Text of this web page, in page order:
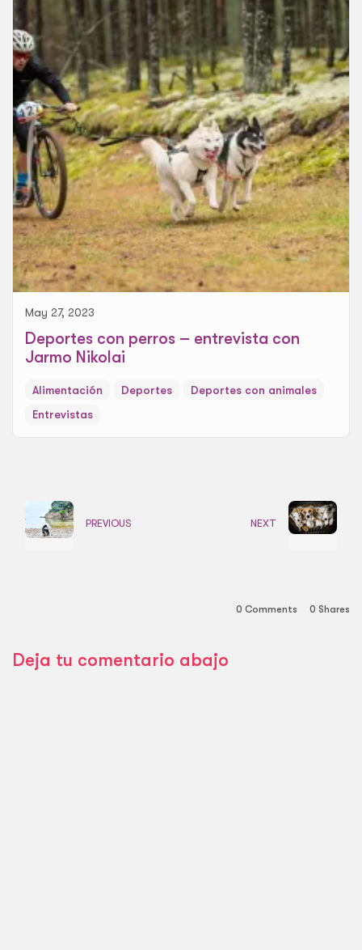
May 27, 2023
Deportes con perros – entrevista con
Jarmo Nikolai
Alimentación Deportes
Deportes con animales
Entrevistas
PREVIOUS NEXT
0 Comments 0 Shares
Deja tu comentario abajo